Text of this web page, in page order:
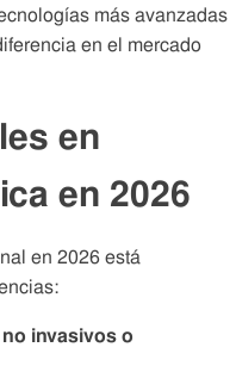
más avanzadas
en el mercado
en
en 2026
en 2026 está
invasivos o